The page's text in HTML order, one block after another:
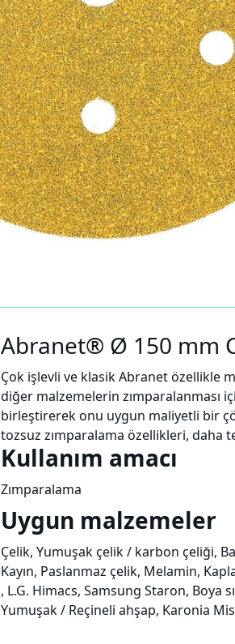
Abranet® Ø 150 mm
Çok işlevli ve klasik Abranet özellikle
diğer malzemelerin zımparalanması
birleştirerek onu uygun maliyetli bir
tozsuz zımparalama özellikleri, daha
Kullanım amacı
Zımparalama
Uygun malzemeler
Çelik, Yumuşak çelik / karbon çeliği,
Kayın, Paslanmaz çelik, Melamin,
, L.G. Himacs, Samsung Staron, Boya
Yumuşak / Reçineli ahşap, Karonia